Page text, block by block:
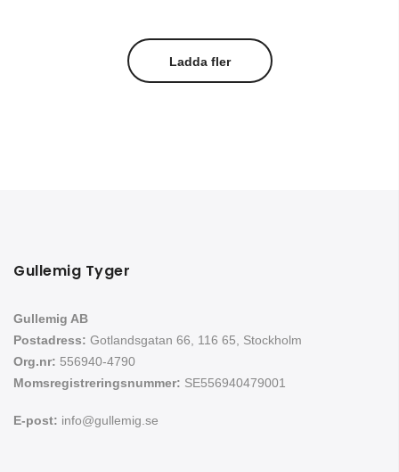
Ladda fler
Gullemig Tyger
Gullemig AB
Postadress: Gotlandsgatan 66, 116 65, Stockholm
Org.nr: 556940-4790
Momsregistreringsnummer: SE556940479001
E-post: info@gullemig.se